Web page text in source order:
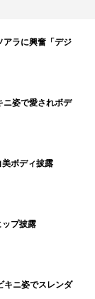
アラに興奮「デジ
ニ姿で愛されボデ
ボディ披露
ップ披露
キニ姿でスレンダ